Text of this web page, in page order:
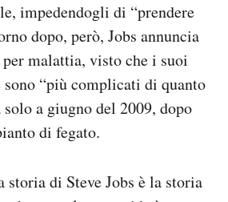
impedendogli di “prendere
dopo, però, Jobs annuncia
per malattia, visto che i suoi
“più complicati di quanto
solo a giugno del 2009, dopo
di fegato.
storia di Steve Jobs è la storia